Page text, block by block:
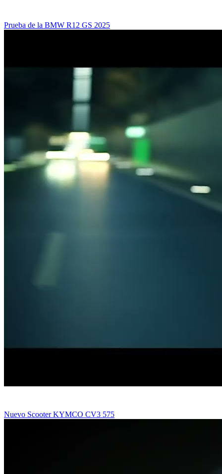
Prueba de la BMW R12 GS 2025
Nuevo Scooter KYMCO CV3 575